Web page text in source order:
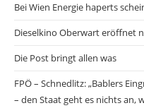
Bei Wien Energie haperts
Dieselkino Oberwart eröffnet
Die Post bringt allen was
FPÖ – Schnedlitz: „Bablers
– den Staat geht es nichts an,